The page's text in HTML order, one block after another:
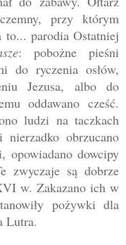
przy którym
parodia Ostatniej
: pobożne pieśni
do ryczenia osłów,
Jezusa, albo do
oddawano cześć.
ludzi na taczkach
nierzadko obrzucano
opowiadano dowcipy
e zwyczaje są dobrze
w. Zakazano ich w
pożywki dla
Lutra.